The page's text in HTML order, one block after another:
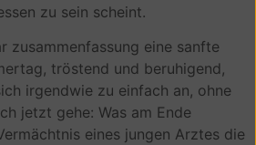
zu sein scheint.
zusammenfassung eine sanfte
tröstend und beruhigend,
irgendwie zu einfach an, ohne
jetzt gehe: Was am Ende
eines jungen Arztes die